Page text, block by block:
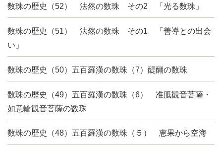
数珠の歴史（52） 法然の数珠 その2 「光る数珠」
数珠の歴史（51） 法然の数珠 その1 「善導との出会
い」
数珠の歴史（50）五百羅漢の数珠（7）醍醐の数珠
数珠の歴史（49）五百羅漢の数珠（6） 准胝観音菩薩・
如意輪観音菩薩の数珠
数珠の歴史（48）五百羅漢の数珠（５） 恵果から空海